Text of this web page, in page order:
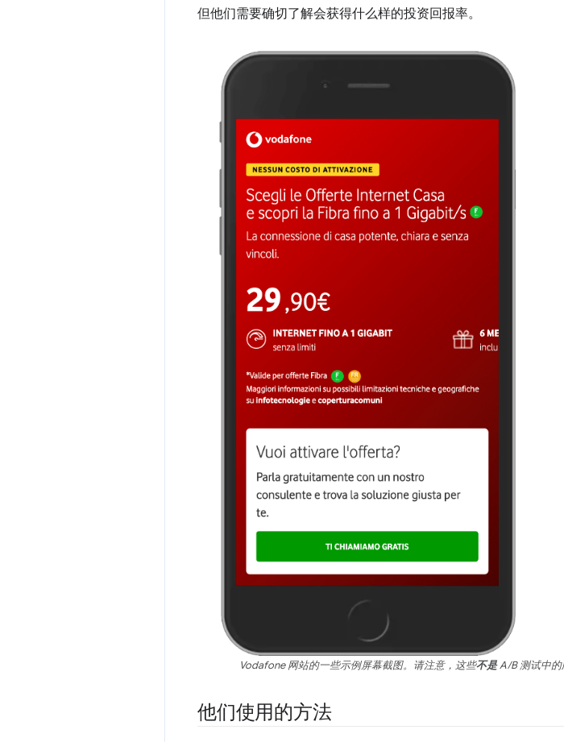
但他们需要确切了解会获得什么样的投资回报率。
Vodafone 网站的一些示例屏幕截图。请注意，这些不是A/B 测试中的
他们使用的方法